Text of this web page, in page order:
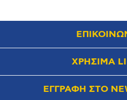
ΧΡΗΣΙΜΑ
ΕΓΓΡΑΦΗ ΣΤΟ